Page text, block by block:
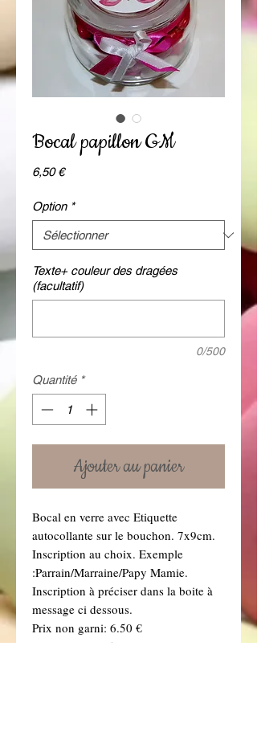
Bocal papillon GM
6,50 €Prix
Option *
Texte+ couleur des dragées
(facultatif)
0/500
Quantité *
Ajouter au panier
Bocal en verre avec Etiquette
autocollante sur le bouchon. 7x9cm.
Inscription au choix. Exemple
:Parrain/Marraine/Papy Mamie.
Inscription à préciser dans la boite à
message ci dessous.
Prix non garni: 6.50 €
Prix garni : 9.95€ avec 200grs dragées